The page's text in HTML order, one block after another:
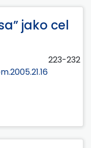
jako cel
223-232